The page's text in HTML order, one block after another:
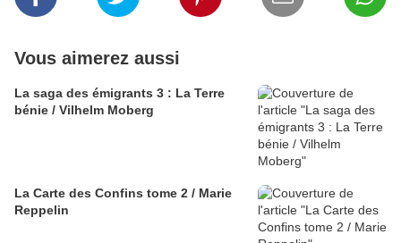
Vous aimerez aussi
La saga des émigrants 3 : La Terre
bénie / Vilhelm Moberg
La Carte des Confins tome 2 / Marie
Reppelin